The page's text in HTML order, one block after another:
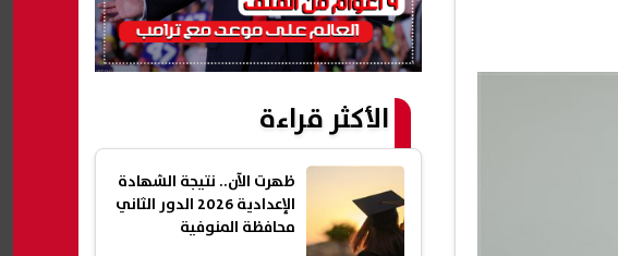
الأكثر قراءة
ظهرت الآن.. نتيجة الشهادة
الإعدادية 2026 الدور الثاني
محافظة المنوفية